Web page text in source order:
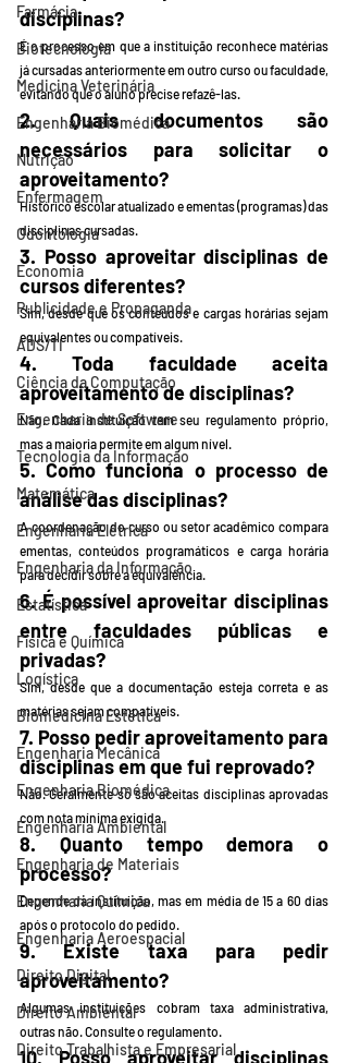
Farmácia
Biotecnologia
Medicina Veterinária
Engenharia Biomédica
Nutrição
Enfermagem
Odontologia
Economia
Publicidade e Propaganda
ADS/TI
Ciência da Computação
Engenharia de Software
Tecnologia da Informação
Matemática
Engenharia Elétrica
Engenharia da Informação
Estatística
Física e Química
Logística
Biomedicina Estética
Engenharia Mecânica
Engenharia Biomédica
Engenharia Ambiental
Engenharia de Materiais
Engenharia Química
Engenharia Aeroespacial
Direito Digital
Direito Ambiental
Direito Trabalhista e Empresarial
disciplinas?
É o processo em que a instituição reconhece matérias
já cursadas anteriormente em outro curso ou faculdade,
evitando que o aluno precise refazê-las.
2. Quais documentos são
necessários para solicitar o
aproveitamento?
Histórico escolar atualizado e ementas (programas) das
disciplinas cursadas.
3. Posso aproveitar disciplinas de
cursos diferentes?
Sim, desde que os conteúdos e cargas horárias sejam
equivalentes ou compatíveis.
4. Toda faculdade aceita
aproveitamento de disciplinas?
Não. Cada instituição tem seu regulamento próprio,
mas a maioria permite em algum nível.
5. Como funciona o processo de
análise das disciplinas?
A coordenação do curso ou setor acadêmico compara
ementas, conteúdos programáticos e carga horária
para decidir sobre a equivalência.
6. É possível aproveitar disciplinas
entre faculdades públicas e
privadas?
Sim, desde que a documentação esteja correta e as
matérias sejam compatíveis.
7. Posso pedir aproveitamento para
disciplinas em que fui reprovado?
Não. Geralmente só são aceitas disciplinas aprovadas
com nota mínima exigida.
8. Quanto tempo demora o
processo?
Depende da instituição, mas em média de 15 a 60 dias
após o protocolo do pedido.
9. Existe taxa para pedir
aproveitamento?
Algumas instituições cobram taxa administrativa,
outras não. Consulte o regulamento.
10. Posso aproveitar disciplinas